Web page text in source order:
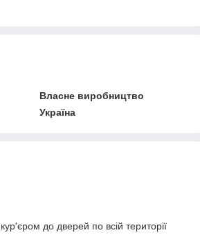
Власне виробництво
Україна
до дверей по всій території